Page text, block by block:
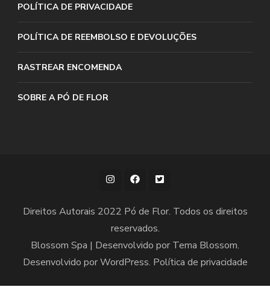
POLÍTICA DE PRIVACIDADE
POLÍTICA DE REEMBOLSO E DEVOLUÇÕES
RASTREAR ENCOMENDA
SOBRE A PÓ DE FLOR
Direitos Autorais 2022 Pó de Flor. Todos os direitos
reservados.
Blossom Spa | Desenvolvido por Tema Blossom.
Desenvolvido porWordPress. Política de privacidade